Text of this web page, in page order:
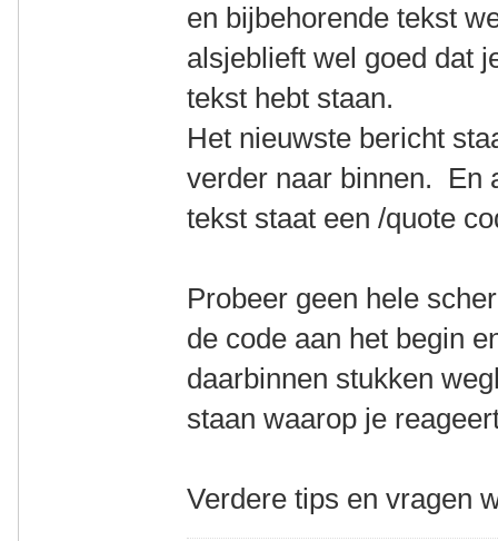
en bijbehorende tekst
alsjeblieft wel goed dat
tekst hebt staan.
Het nieuwste bericht
verder naar binnen. En
tekst staat een /quote
Probeer geen hele
de code aan het begin
daarbinnen stukken
staan waarop je
Verdere tips en vragen